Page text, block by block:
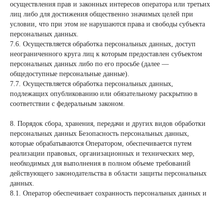
осуществления прав и законных интересов оператора или третьих
лиц либо для достижения общественно значимых целей при
условии, что при этом не нарушаются права и свободы субъекта
персональных данных.
7.6. Осуществляется обработка персональных данных, доступ
неограниченного круга лиц к которым предоставлен субъектом
персональных данных либо по его просьбе (далее —
общедоступные персональные данные).
7.7. Осуществляется обработка персональных данных,
подлежащих опубликованию или обязательному раскрытию в
соответствии с федеральным законом.
8. Порядок сбора, хранения, передачи и других видов обработки
персональных данных Безопасность персональных данных,
которые обрабатываются Оператором, обеспечивается путем
реализации правовых, организационных и технических мер,
необходимых для выполнения в полном объеме требований
действующего законодательства в области защиты персональных
данных.
8.1. Оператор обеспечивает сохранность персональных данных и